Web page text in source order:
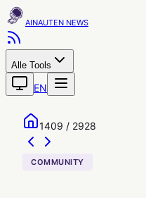
AINAUTEN
Alle Tools
EN
1409 / 2928
COMMUNITY